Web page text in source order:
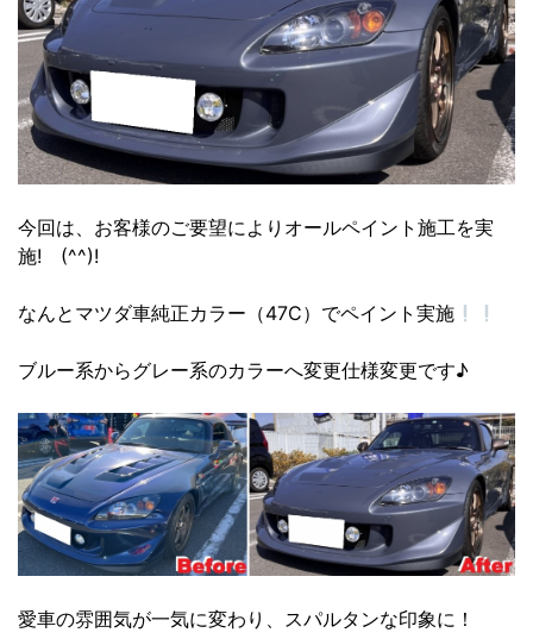
今回は、お客様のご要望によりオールペイント施工を実
施! (^^)!
なんとマツダ車純正カラー（47C）でペイント実施
ブルー系からグレー系のカラーへ変更仕様変更です♪
愛車の雰囲気が一気に変わり、スパルタンな印象に！